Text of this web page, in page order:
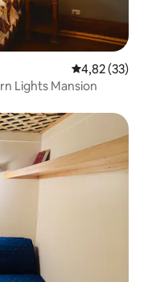
Gemiddelde
4,82 (33)
Lights Mansion